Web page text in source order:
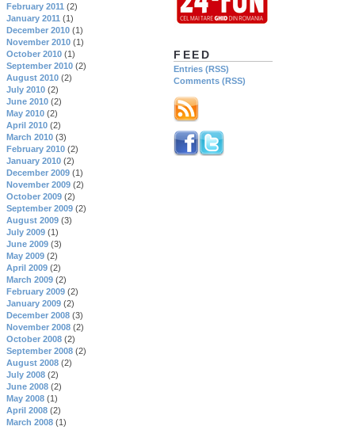
FEED
Entries (RSS)
Comments (RSS)
February 2011 (2)
January 2011 (1)
December 2010 (1)
November 2010 (1)
October 2010 (1)
September 2010 (2)
August 2010 (2)
July 2010 (2)
June 2010 (2)
May 2010 (2)
April 2010 (2)
March 2010 (3)
February 2010 (2)
January 2010 (2)
December 2009 (1)
November 2009 (2)
October 2009 (2)
September 2009 (2)
August 2009 (3)
July 2009 (1)
June 2009 (3)
May 2009 (2)
April 2009 (2)
March 2009 (2)
February 2009 (2)
January 2009 (2)
December 2008 (3)
November 2008 (2)
October 2008 (2)
September 2008 (2)
August 2008 (2)
July 2008 (2)
June 2008 (2)
May 2008 (1)
April 2008 (2)
March 2008 (1)